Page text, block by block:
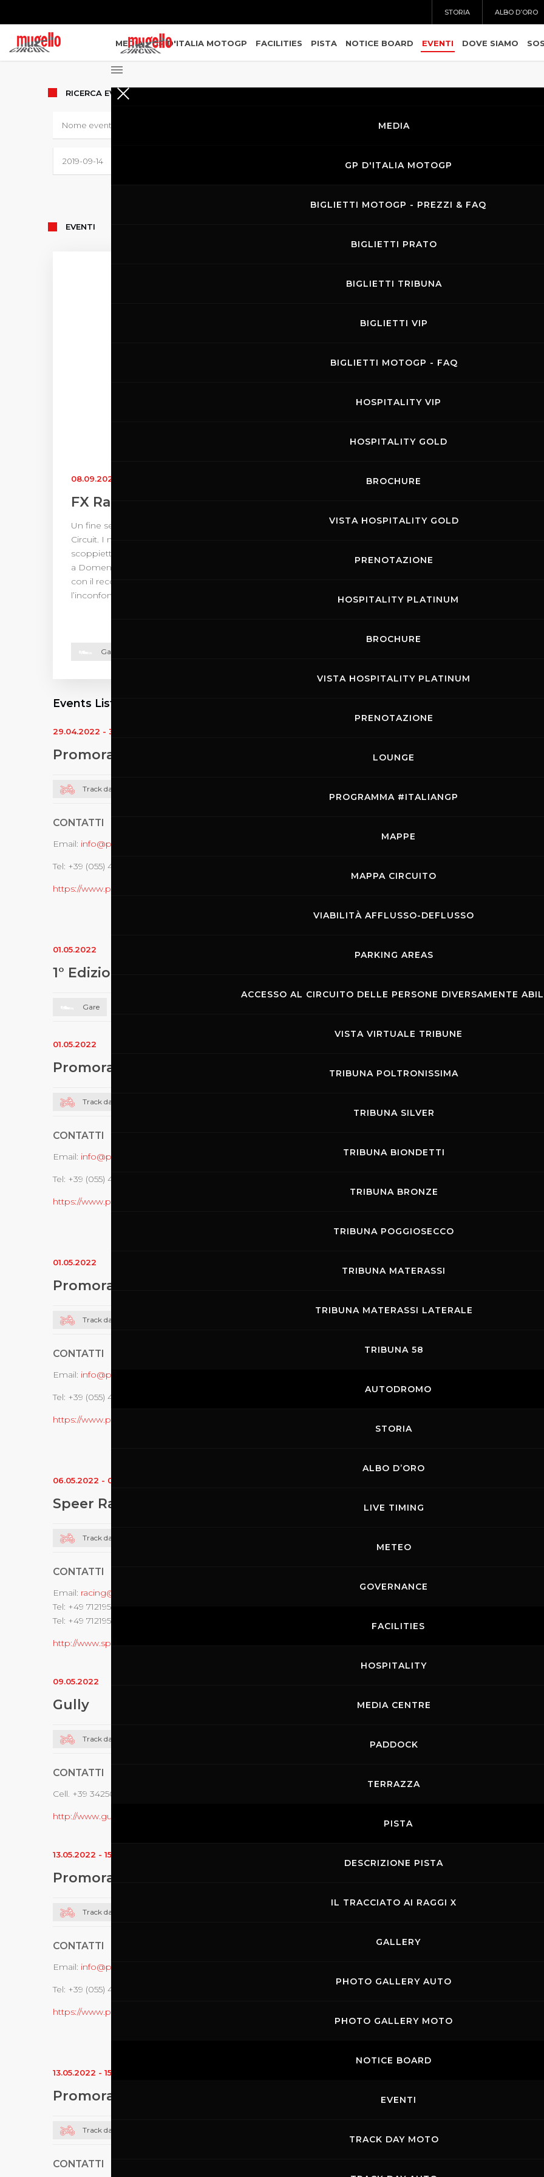
STORIA ALBO D’ORO
MEDIA GP D'ITALIA MOTOGP FACILITIES PISTA NOTICE BOARD EVENTI DOVE SIAMO
MEDIA
GP D'ITALIA MOTOGP
BIGLIETTI MOTOGP - PREZZI & FAQ
BIGLIETTI PRATO
BIGLIETTI TRIBUNA
BIGLIETTI VIP
BIGLIETTI MOTOGP - FAQ
HOSPITALITY VIP
HOSPITALITY GOLD
BROCHURE
VISTA HOSPITALITY GOLD
PRENOTAZIONE
HOSPITALITY PLATINUM
BROCHURE
VISTA HOSPITALITY PLATINUM
PRENOTAZIONE
LOUNGE
PROGRAMMA #ITALIANGP
MAPPE
MAPPA CIRCUITO
VIABILITÀ AFFLUSSO-DEFLUSSO
PARKING AREAS
ACCESSO AL CIRCUITO DELLE PERSONE DIVERSAMENTE
VISTA VIRTUALE TRIBUNE
TRIBUNA POLTRONISSIMA
TRIBUNA SILVER
TRIBUNA BIONDETTI
TRIBUNA BRONZE
TRIBUNA POGGIOSECCO
TRIBUNA MATERASSI
TRIBUNA MATERASSI LATERALE
TRIBUNA 58
AUTODROMO
STORIA
ALBO D’ORO
LIVE TIMING
METEO
GOVERNANCE
FACILITIES
HOSPITALITY
MEDIA CENTRE
PADDOCK
TERRAZZA
PISTA
DESCRIZIONE PISTA
IL TRACCIATO AI RAGGI X
GALLERY
PHOTO GALLERY AUTO
PHOTO GALLERY MOTO
NOTICE BOARD
EVENTI
TRACK DAY MOTO
RICERCA EVENTI
EVENTI
08.09.2023
FX Racing Weekend
Un fine settimana di grandi emozioni è pronto per andare in scena nel fantastico scenario del Mugello
Circuit. I motori dei campionati FX Racing Weekend si accenderanno sull’autodromo toscano per una
scoppiettante serie di sfide ad alto tasso di adrenalina. Saranno ben 14 le categorie in pista da Venerdì 7
a Domenica 9 Settembre, con il fascino dei più prestigiosi campionati FX (tra i quali spicca il GT4 Italy,
con il record di presenze stagionali) ed alcune competizioni “ospiti”, tra cui la Maxx Formula con
l’inconfondibile sound delle monoposto F1 e GP2.
Gare
Events List
29.04.2022 - 30.04.2022
Promoracing
Track day moto
CONTATTI
Email: info@promoracing.it
Tel: +39 (055) 480553
https://www.promoracing.it/it
01.05.2022
1° Edizione CIRCUITO STRADALE DEL MUGELLO
Gare
01.05.2022
Promoracing
Track day moto
CONTATTI
Email: info@promoracing.it
Tel: +39 (055) 480553
https://www.promoracing.it/it
01.05.2022
Promoracing
Track day moto
CONTATTI
Email: info@promoracing.it
Tel: +39 (055) 480553
https://www.promoracing.it/it
06.05.2022 - 08.05.2022
Speer Racing
Track day moto
CONTATTI
Email: racing@speer-racing.com
Tel: +49 7121959350
Tel: +49 7121959351
http://www.speer-racing.com
09.05.2022
Gully
Track day moto
CONTATTI
Cell. +39 3425085094
http://www.gullyracing.it
13.05.2022 - 15.05.2022
Promoracing
Track day moto
CONTATTI
Email: info@promoracing.it
Tel: +39 (055) 480553
https://www.promoracing.it/it
13.05.2022 - 15.05.2022
Promoracing
Track day moto
CONTATTI